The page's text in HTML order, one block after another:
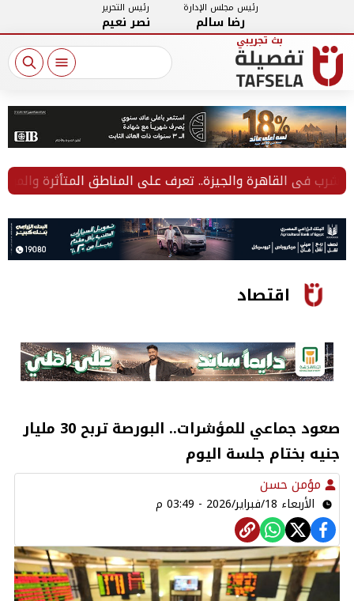
رئيس مجلس الإدارة
رضا سالم
رئيس التحرير
نصر نعيم
فى القاهرة والجيزة.. تعرف على المناطق المتأثرة والمواعيد
اقتصاد
صعود جماعي للمؤشرات.. البورصة تربح 30 مليار
جنيه بختام جلسة اليوم
مؤمن حسن
الأربعاء 18/فبراير/2026 - 03:49 م